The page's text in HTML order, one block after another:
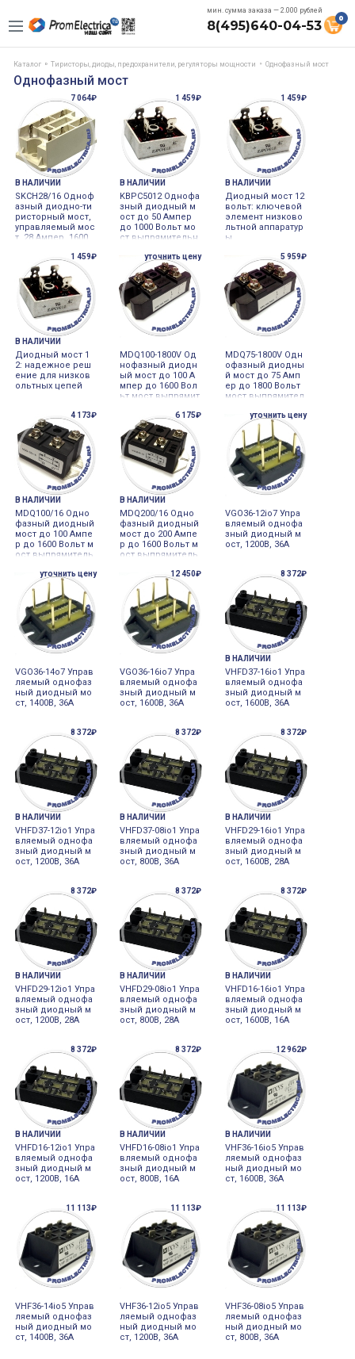
мин. сумма заказа — 2.000 рублей
8(495)640-04-53 0
Каталог Тиристоры, диоды, предохранители, регуляторы мощности Однофазный мост
Однофазный мост
7 064₽
В НАЛИЧИИ
SKCH28/16 Одноф
азный диодно-ти
ристорный мост,
управляемый мос
т, 28 Ампер, 1600
1 459₽
В НАЛИЧИИ
KBPC5012 Однофа
зный диодный м
ост до 50 Ампер
до 1000 Вольт мо
ст выпрямительн
1 459₽
В НАЛИЧИИ
Диодный мост 12
вольт: ключевой
элемент низково
льтной аппаратур
ы
1 459₽
В НАЛИЧИИ
Диодный мост 1
2: надежное реш
ение для низков
ольтных цепей
уточнить цену
MDQ100-1800V Од
нофазный диодн
ый мост до 100 А
мпер до 1600 Вол
ьт мост выпрямит
5 959₽
MDQ75-1800V Одн
офазный диодны
й мост до 75 Амп
ер до 1800 Вольт
мост выпрямител
4 173₽
В НАЛИЧИИ
MDQ100/16 Одно
фазный диодный
мост до 100 Ампе
р до 1600 Вольт м
ост выпрямитель
6 175₽
В НАЛИЧИИ
MDQ200/16 Одно
фазный диодный
мост до 200 Ампе
р до 1600 Вольт м
ост выпрямитель
уточнить цену
VGO36-12io7 Упра
вляемый однофа
зный диодный м
ост, 1200В, 36А
уточнить цену
VGO36-14o7 Управ
ляемый однофаз
ный диодный мо
ст, 1400В, 36А
12 450₽
VGO36-16io7 Упра
вляемый однофа
зный диодный м
ост, 1600В, 36А
8 372₽
В НАЛИЧИИ
VHFD37-16io1 Упра
вляемый однофа
зный диодный м
ост, 1600В, 36А
8 372₽
В НАЛИЧИИ
VHFD37-12io1 Упра
вляемый однофа
зный диодный м
ост, 1200В, 36А
8 372₽
В НАЛИЧИИ
VHFD37-08io1 Упра
вляемый однофа
зный диодный м
ост, 800В, 36А
8 372₽
В НАЛИЧИИ
VHFD29-16io1 Упра
вляемый однофа
зный диодный м
ост, 1600В, 28А
8 372₽
В НАЛИЧИИ
VHFD29-12io1 Упра
вляемый однофа
зный диодный м
ост, 1200В, 28А
8 372₽
В НАЛИЧИИ
VHFD29-08io1 Упра
вляемый однофа
зный диодный м
ост, 800В, 28А
8 372₽
В НАЛИЧИИ
VHFD16-16io1 Упра
вляемый однофа
зный диодный м
ост, 1600В, 16А
8 372₽
В НАЛИЧИИ
VHFD16-12io1 Упра
вляемый однофа
зный диодный м
ост, 1200В, 16А
8 372₽
В НАЛИЧИИ
VHFD16-08io1 Упра
вляемый однофа
зный диодный м
ост, 800В, 16А
12 962₽
В НАЛИЧИИ
VHF36-16io5 Управ
ляемый однофаз
ный диодный мо
ст, 1600В, 36А
11 113₽
VHF36-14io5 Управ
ляемый однофаз
ный диодный мо
ст, 1400В, 36А
11 113₽
VHF36-12io5 Управ
ляемый однофаз
ный диодный мо
ст, 1200В, 36А
11 113₽
VHF36-08io5 Управ
ляемый однофаз
ный диодный мо
ст, 800В, 36А